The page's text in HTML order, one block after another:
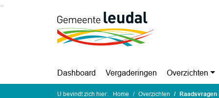
Ga naar de inhoud van deze pagina
Dashboard Vergaderingen Overzichten
U bevindt zich hier: Home Overzichten